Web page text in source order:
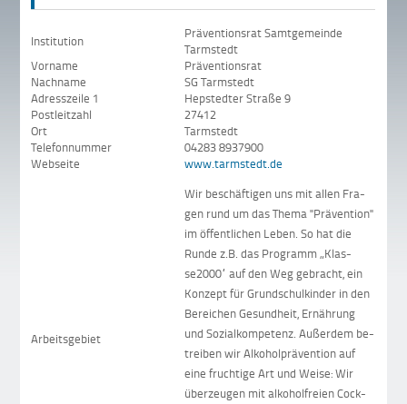
Institution
Präventionsrat Samtgemeinde
Tarmstedt
Vorname
Präventionsrat
Nachname
SG Tarmstedt
Adresszeile 1
Hepstedter Straße 9
Postleitzahl
27412
Ort
Tarmstedt
Telefonnummer
04283 8937900
Webseite
www.tarmstedt.de
Arbeitsgebiet
Wir beschäftigen uns mit al­len Fra­
gen rund um das Thema "Prä­ven­tion"
im öf­fent­lichen Le­ben. So hat die
Runde z.B. das Pro­gramm „Klas­
se2000“ auf den Weg ge­bracht, ein
Kon­zept für Grund­schul­kin­der in den
Be­rei­chen Ge­sund­heit, Er­näh­rung
und So­zial­kom­pe­tenz. Außerdem be­
trei­ben wir Al­ko­hol­prä­ven­tion auf
eine fruch­tige Art und Wei­se: Wir
über­zeu­gen mit al­ko­hol­freien Cock­